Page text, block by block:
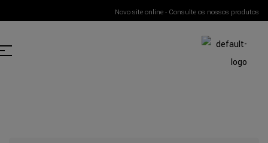
Novo site online - Consulte os nossos produtos